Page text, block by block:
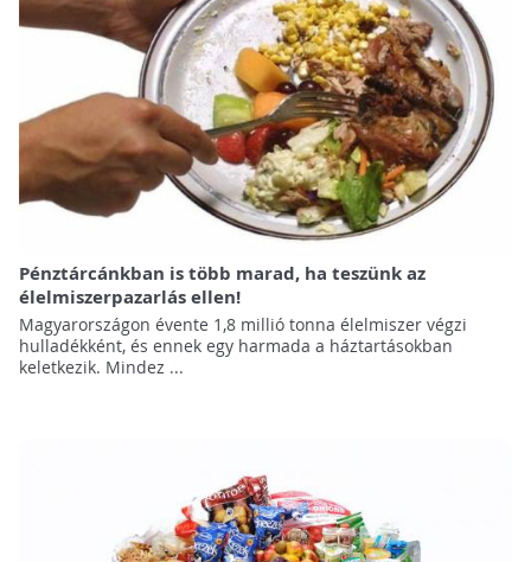
Pénztárcánkban is több marad, ha teszünk az
élelmiszerpazarlás ellen!
Magyarországon évente 1,8 millió tonna élelmiszer végzi
hulladékként, és ennek egy harmada a háztartásokban
keletkezik. Mindez ...